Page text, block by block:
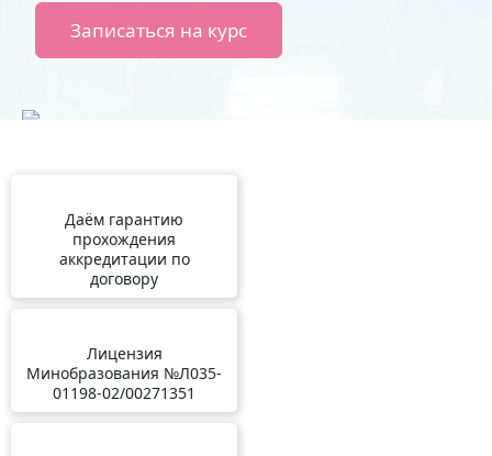
Записаться на курс
Даём гарантию
прохождения
аккредитации по
договору
Лицензия
Минобразования №Л035-
01198-02/00271351